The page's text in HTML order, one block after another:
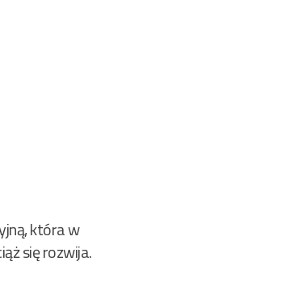
która w
się rozwija.